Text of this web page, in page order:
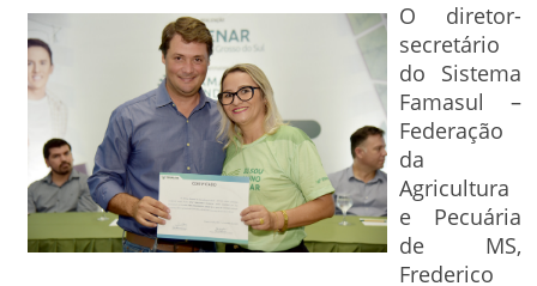
O diretor-
secretário
do Sistema
Famasul –
Federação
da
Agricultura
e Pecuária
de MS,
Frederico